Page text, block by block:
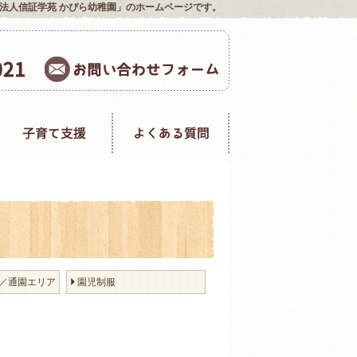
人信証学苑 かぴら幼稚園」のホームページです。
通園エリア 園児制服